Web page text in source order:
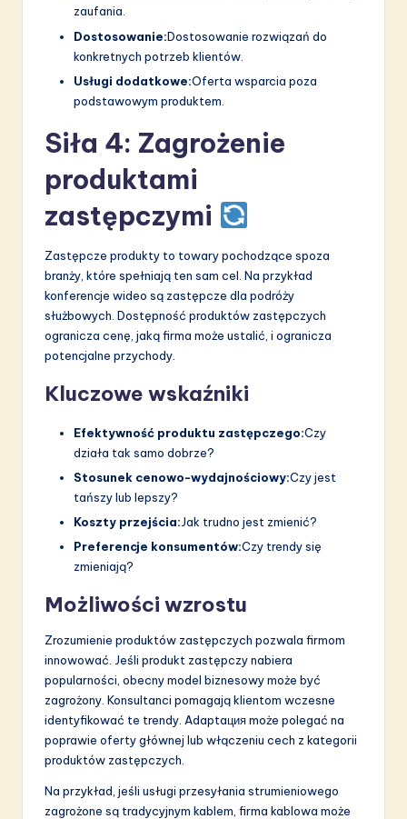
zaufania.
Dostosowanie:Dostosowanie rozwiązań do
konkretnych potrzeb klientów.
Usługi dodatkowe:Oferta wsparcia poza
podstawowym produktem.
Siła 4: Zagrożenie
produktami
zastępczymi
Zastępcze produkty to towary pochodzące spoza
branży, które spełniają ten sam cel. Na przykład
konferencje wideo są zastępcze dla podróży
służbowych. Dostępność produktów zastępczych
ogranicza cenę, jaką firma może ustalić, i ogranicza
potencjalne przychody.
Kluczowe wskaźniki
Efektywność produktu zastępczego:Czy
działa tak samo dobrze?
Stosunek cenowo-wydajnościowy:Czy jest
tańszy lub lepszy?
Koszty przejścia:Jak trudno jest zmienić?
Preferencje konsumentów:Czy trendy się
zmieniają?
Możliwości wzrostu
Zrozumienie produktów zastępczych pozwala firmom
innowować. Jeśli produkt zastępczy nabiera
popularności, obecny model biznesowy może być
zagrożony. Konsultanci pomagają klientom wczesne
identyfikować te trendy. Adaptaция może polegać na
poprawie oferty głównej lub włączeniu cech z kategorii
produktów zastępczych.
Na przykład, jeśli usługi przesyłania strumieniowego
zagrożone są tradycyjnym kablem, firma kablowa może